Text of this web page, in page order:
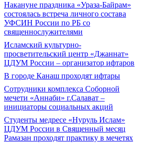
Накануне праздника «Ураза-Байрам»
состоялась встреча личного состава
УФСИН России по РБ со
священнослужителями
Исламский культурно-
просветительский центр «Джаннат»
ЦДУМ России – организатор ифтаров
В городе Канаш проходят ифтары
Сотрудники комплекса Соборной
мечети «Аннаби» г.Салават –
инициаторы социальных акций
Cтуденты медресе «Нуруль Ислам»
ЦДУМ России в Священный месяц
Рамазан проходят практику в мечетях